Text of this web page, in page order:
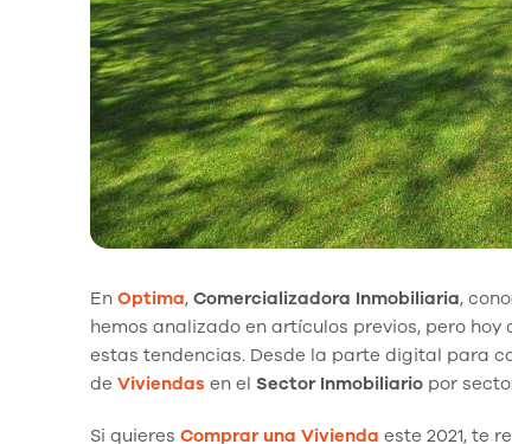
En Optima, Comercializadora Inmobiliaria,
hemos analizado en artículos previos, pero
estas tendencias. Desde la parte digital para
de Viviendas en el Sector Inmobiliario por
Si quieres Comprar una Vivienda este 2021, te